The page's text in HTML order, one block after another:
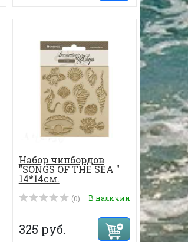
Набор чипбордов
"SONGS OF THE SEA "
14*14см.
(0) В наличии
325 руб.